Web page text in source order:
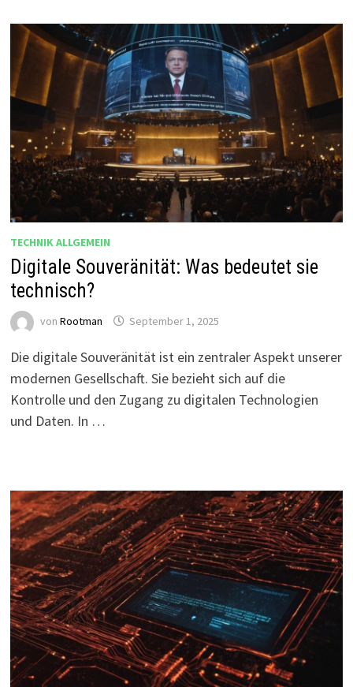
TECHNIK ALLGEMEIN
Digitale Souveränität: Was bedeutet sie
technisch?
von Rootman September 1, 2025
Die digitale Souveränität ist ein zentraler Aspekt unserer
modernen Gesellschaft. Sie bezieht sich auf die
Kontrolle und den Zugang zu digitalen Technologien
und Daten. In …